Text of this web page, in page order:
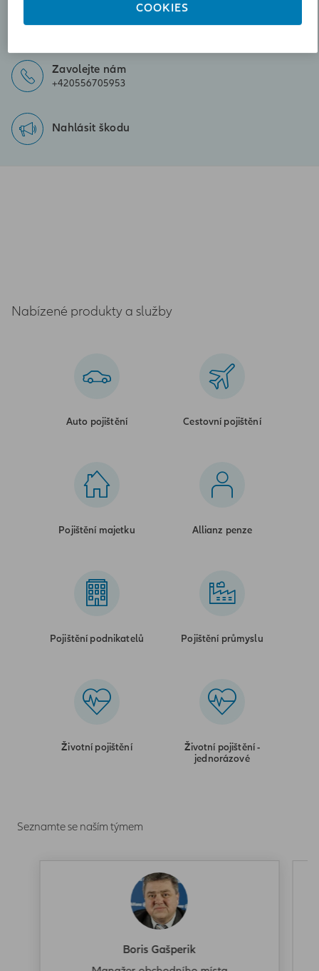
Zavolejte nám
+420556705953
Nahlásit škodu
Nabízené produkty a služby
Auto pojištění Cestovní pojištění
Pojištění majetku Allianz penze
Pojištění podnikatelů Pojištění průmyslu
Životní pojištění
Životní pojištění -
jednorázové
Seznamte se naším týmem
Boris Gašperik
COOKIES